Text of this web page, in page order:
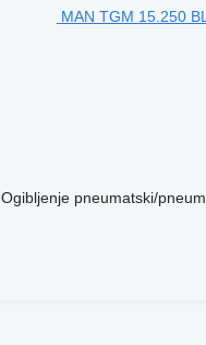
MAN TGM 15.250
Ogibljenje pneumatski/